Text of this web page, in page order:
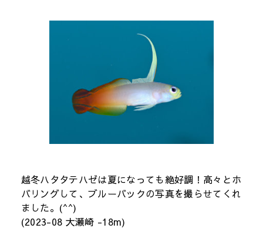
越冬ハタタテハゼは夏になっても絶好調！高々とホ
バリングして、ブルーバックの写真を撮らせてくれ
ました。(^^)
(2023-08 大瀬崎 -18m)